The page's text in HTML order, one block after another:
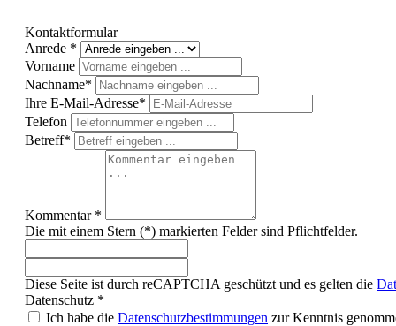
Kontaktformular
Anrede *
Vorname
Nachname*
Ihre E-Mail-Adresse*
Telefon
Betreff*
Kommentar *
Die mit einem Stern (*) markierten Felder sind Pflichtfelder.
Diese Seite ist durch reCAPTCHA geschützt und es gelten die
Datenschutz *
Ich habe die Datenschutzbestimmungen zur Kenntnis